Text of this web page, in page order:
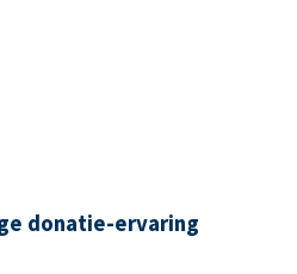
donatie-ervaring